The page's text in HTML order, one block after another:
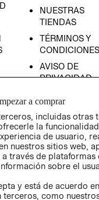
NUESTRAS
TIENDAS
TÉRMINOS Y
CONDICIONES
AVISO DE
PRIVACIDAD
COOKIES
LIBRO DE
a comprar
incluidas otras
la
de usuario,
nuestros sitios web,
través de plataformas
sobre el
y está de acuerdo
como